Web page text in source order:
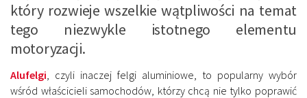
który rozwieje wszelkie wątpliwości na temat
tego niezwykle istotnego elementu
motoryzacji.
Alufelgi , czyli inaczej felgi aluminiowe, to popularny wybór
wśród właścicieli samochodów, którzy chcą nie tylko poprawić